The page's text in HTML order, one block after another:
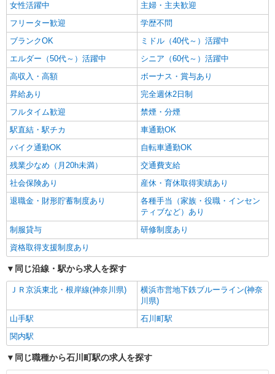
女性活躍中
主婦・主夫歓迎
フリーター歓迎
学歴不問
ブランクOK
ミドル（40代～）活躍中
エルダー（50代～）活躍中
シニア（60代～）活躍中
高収入・高額
ボーナス・賞与あり
昇給あり
完全週休2日制
フルタイム歓迎
禁煙・分煙
駅直結・駅チカ
車通勤OK
バイク通勤OK
自転車通勤OK
残業少なめ（月20h未満）
交通費支給
社会保険あり
産休・育休取得実績あり
退職金・財形貯蓄制度あり
各種手当（家族・役職・インセン
ティブなど）あり
制服貸与
研修制度あり
資格取得支援制度あり
同じ沿線・駅から求人を探す
ＪＲ京浜東北・根岸線(神奈川県)
横浜市営地下鉄ブルーライン(神奈
川県)
山手駅
石川町駅
関内駅
同じ職種から石川町駅の求人を探す